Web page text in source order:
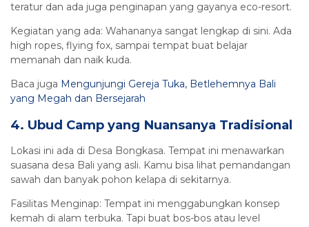
teratur dan ada juga penginapan yang gayanya eco-resort.
Kegiatan yang ada: Wahananya sangat lengkap di sini. Ada
high ropes, flying fox, sampai tempat buat belajar
memanah dan naik kuda.
Baca juga Mengunjungi Gereja Tuka, Betlehemnya Bali
yang Megah dan Bersejarah
4. Ubud Camp yang Nuansanya Tradisional
Lokasi ini ada di Desa Bongkasa. Tempat ini menawarkan
suasana desa Bali yang asli. Kamu bisa lihat pemandangan
sawah dan banyak pohon kelapa di sekitarnya.
Fasilitas Menginap: Tempat ini menggabungkan konsep
kemah di alam terbuka. Tapi buat bos-bos atau level